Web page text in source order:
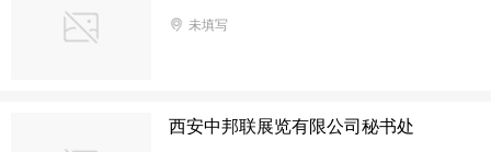
未填写
西安中邦联展览有限公司秘书处